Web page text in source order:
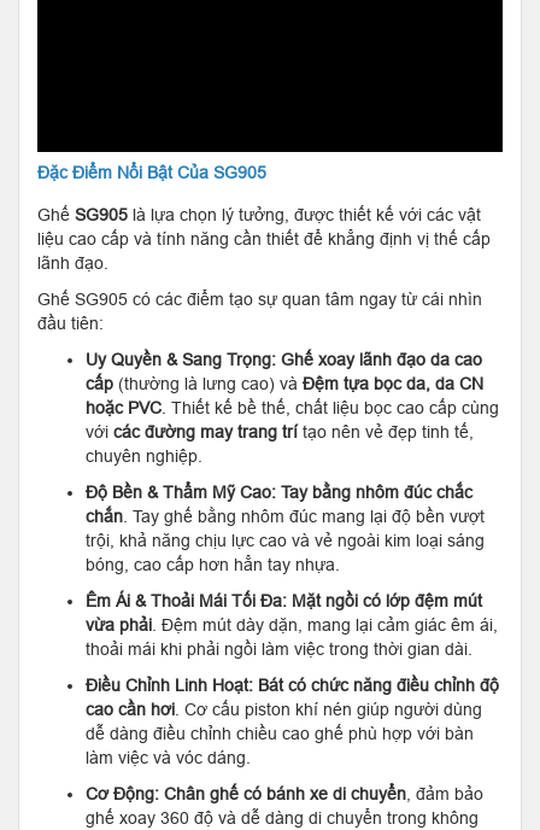
Đặc Điểm Nổi Bật Của SG905
Ghế SG905 là lựa chọn lý tưởng, được thiết kế với các vật
liệu cao cấp và tính năng cần thiết để khẳng định vị thế cấp
lãnh đạo.
Ghế SG905 có các điểm tạo sự quan tâm ngay từ cái nhìn
đầu tiên:
Uy Quyền & Sang Trọng: Ghế xoay lãnh đạo da cao
cấp (thường là lưng cao) và Đệm tựa bọc da, da CN
hoặc PVC. Thiết kế bề thế, chất liệu bọc cao cấp cùng
với các đường may trang trí tạo nên vẻ đẹp tinh tế,
chuyên nghiệp.
Độ Bền & Thẩm Mỹ Cao: Tay bằng nhôm đúc chắc
chắn. Tay ghế bằng nhôm đúc mang lại độ bền vượt
trội, khả năng chịu lực cao và vẻ ngoài kim loại sáng
bóng, cao cấp hơn hẳn tay nhựa.
Êm Ái & Thoải Mái Tối Đa: Mặt ngồi có lớp đệm mút
vừa phải. Đệm mút dày dặn, mang lại cảm giác êm ái,
thoải mái khi phải ngồi làm việc trong thời gian dài.
Điều Chỉnh Linh Hoạt: Bát có chức năng điều chỉnh độ
cao cần hơi. Cơ cấu piston khí nén giúp người dùng
dễ dàng điều chỉnh chiều cao ghế phù hợp với bàn
làm việc và vóc dáng.
Cơ Động: Chân ghế có bánh xe di chuyển, đảm bảo
ghế xoay 360 độ và dễ dàng di chuyển trong không